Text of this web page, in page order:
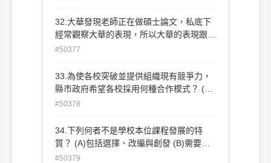
識 e.長期知識 f.短期知識 (A)acef (B)abef
(C)abcd (D)cdef
32.大華發現老師正在做碩士論文，私底下
經常觀察大華的表現，所以大華的表現跟平
常不一樣，是屬於何種效應？ (A)曝光 (B)
#50377
33.為使各校突破並提供組織現有競爭力，
縣市政府希望各校採用何種合作模式？ (A)
改變成績評量方式 (B)策略聯盟 (C)學校願
#50378
34.下列何者不是學校本位課程發展的特
質？ (A)包括選擇、改編與創發 (B)需要社
區人士參與 (C)需要專家學者指導 (D)包括
#50379